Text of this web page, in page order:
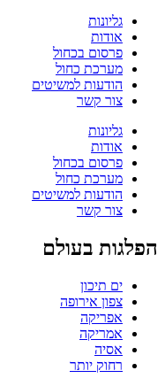
גליונות
אודות
פרסום בכחול
מערכת כחול
הודעות למשיטים
צור קשר
גליונות
אודות
פרסום בכחול
מערכת כחול
הודעות למשיטים
צור קשר
הפלגות בעולם
ים תיכון
צפון אירופה
אפריקה
אמריקה
אסיה
רחוק יותר